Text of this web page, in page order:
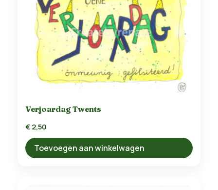
Verjoardag Twents
€2,50
Toevoegen aan winkelwagen